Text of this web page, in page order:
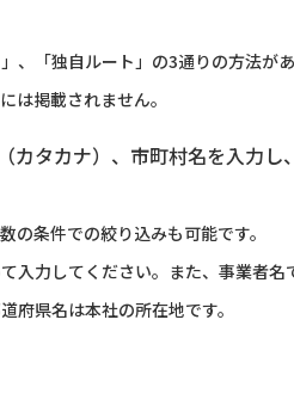
、「独自ルート」の3通りの方法があ
は掲載されません。
タカナ）、市町村名を入力し
条件での絞り込みも可能です。
入力してください。また、事業者
府県名は本社の所在地です。